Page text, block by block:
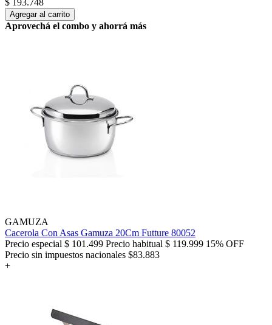
Agregar al carrito
Aprovechá el combo y ahorrá más
GAMUZA
Cacerola Con Asas Gamuza 20Cm Futture 80052
Precio especial $ 101.499 Precio habitual $ 119.999 15% OFF
Precio sin impuestos nacionales $83.883
+